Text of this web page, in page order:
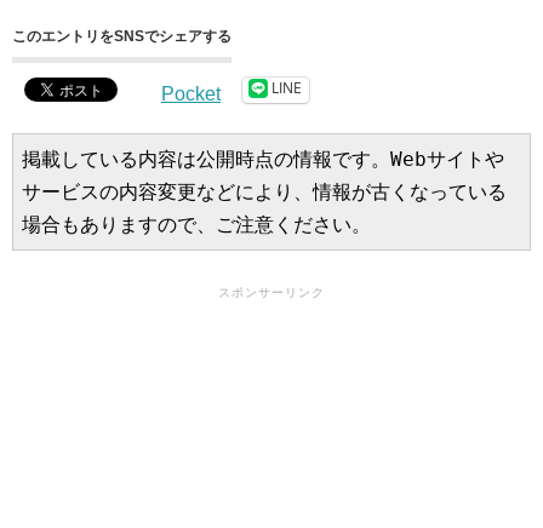
このエントリをSNSでシェアする
Pocket LINE
掲載している内容は公開時点の情報です。Webサイトや
サービスの内容変更などにより、情報が古くなっている
場合もありますので、ご注意ください。
スポンサーリンク